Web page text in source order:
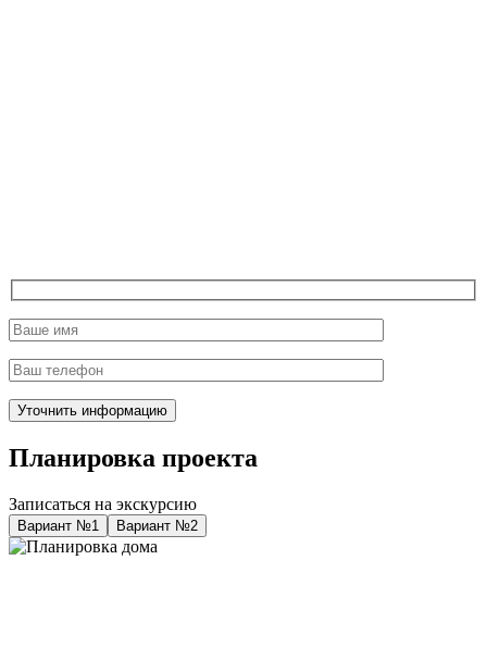
Планировка проекта
Записаться на экскурсию
Вариант №1 Вариант №2